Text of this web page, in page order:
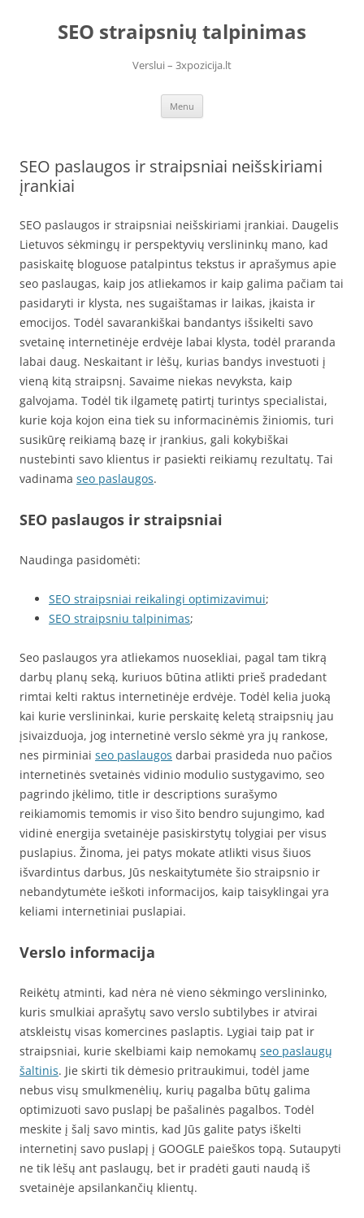
contentSEO straipsnių talpinimas
Verslui – 3xpozicija.lt
Menu
SEO paslaugos ir straipsniai neišskiriami
įrankiai
SEO paslaugos ir straipsniai neišskiriami įrankiai. Daugelis
Lietuvos sėkmingų ir perspektyvių verslininkų mano, kad
pasiskaitę bloguose patalpintus tekstus ir aprašymus apie
seo paslaugas, kaip jos atliekamos ir kaip galima pačiam tai
pasidaryti ir klysta, nes sugaištamas ir laikas, įkaista ir
emocijos. Todėl savarankiškai bandantys išsikelti savo
svetainę internetinėje erdvėje labai klysta, todėl praranda
labai daug. Neskaitant ir lėšų, kurias bandys investuoti į
vieną kitą straipsnį. Savaime niekas nevyksta, kaip
galvojama. Todėl tik ilgametę patirtį turintys specialistai,
kurie koja kojon eina tiek su informacinėmis žiniomis, turi
susikūrę reikiamą bazę ir įrankius, gali kokybiškai
nustebinti savo klientus ir pasiekti reikiamų rezultatų. Tai
vadinama seo paslaugos.
SEO paslaugos ir straipsniai
Naudinga pasidomėti:
SEO straipsniai reikalingi optimizavimui;
SEO straipsniu talpinimas;
Seo paslaugos yra atliekamos nuosekliai, pagal tam tikrą
darbų planų seką, kuriuos būtina atlikti prieš pradedant
rimtai kelti raktus internetinėje erdvėje. Todėl kelia juoką
kai kurie verslininkai, kurie perskaitę keletą straipsnių jau
įsivaizduoja, jog internetinė verslo sėkmė yra jų rankose,
nes pirminiai seo paslaugos darbai prasideda nuo pačios
internetinės svetainės vidinio modulio sustygavimo, seo
pagrindo įkėlimo, title ir descriptions surašymo
reikiamomis temomis ir viso šito bendro sujungimo, kad
vidinė energija svetainėje pasiskirstytų tolygiai per visus
puslapius. Žinoma, jei patys mokate atlikti visus šiuos
išvardintus darbus, Jūs neskaitytumėte šio straipsnio ir
nebandytumėte ieškoti informacijos, kaip taisyklingai yra
keliami internetiniai puslapiai.
Verslo informacija
Reikėtų atminti, kad nėra nė vieno sėkmingo verslininko,
kuris smulkiai aprašytų savo verslo subtilybes ir atvirai
atskleistų visas komercines paslaptis. Lygiai taip pat ir
straipsniai, kurie skelbiami kaip nemokamų seo paslaugų
šaltinis. Jie skirti tik dėmesio pritraukimui, todėl jame
nebus visų smulkmenėlių, kurių pagalba būtų galima
optimizuoti savo puslapį be pašalinės pagalbos. Todėl
meskite į šalį savo mintis, kad Jūs galite patys iškelti
internetinį savo puslapį į GOOGLE paieškos topą. Sutaupyti
ne tik lėšų ant paslaugų, bet ir pradėti gauti naudą iš
svetainėje apsilankančių klientų.